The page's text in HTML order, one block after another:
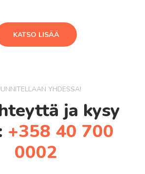
KATSO LISÄÄ
YHDESSÄ!
ja kysy
+358 40 700
0002